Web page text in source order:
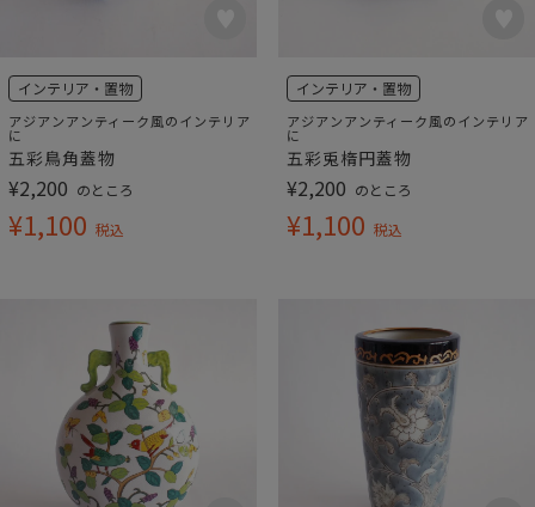
インテリア・置物
アジアンアンティーク風のインテリア
に
五彩鳥角蓋物
¥2,200 のところ
¥1,100 税込
インテリア・置物
アジアンアンティーク風のインテリア
に
五彩兎楕円蓋物
¥2,200 のところ
¥1,100 税込